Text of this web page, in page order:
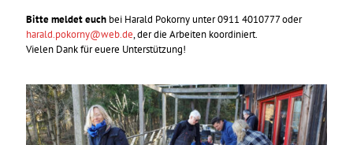
Bitte meldet euch bei Harald Pokorny unter 0911 4010777 oder
harald.pokorny@web.de, der die Arbeiten koordiniert.
Vielen Dank für euere Unterstützung!